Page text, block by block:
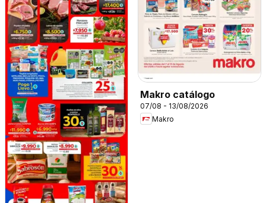
Makro catálogo
07/08 - 13/08/2026
Makro